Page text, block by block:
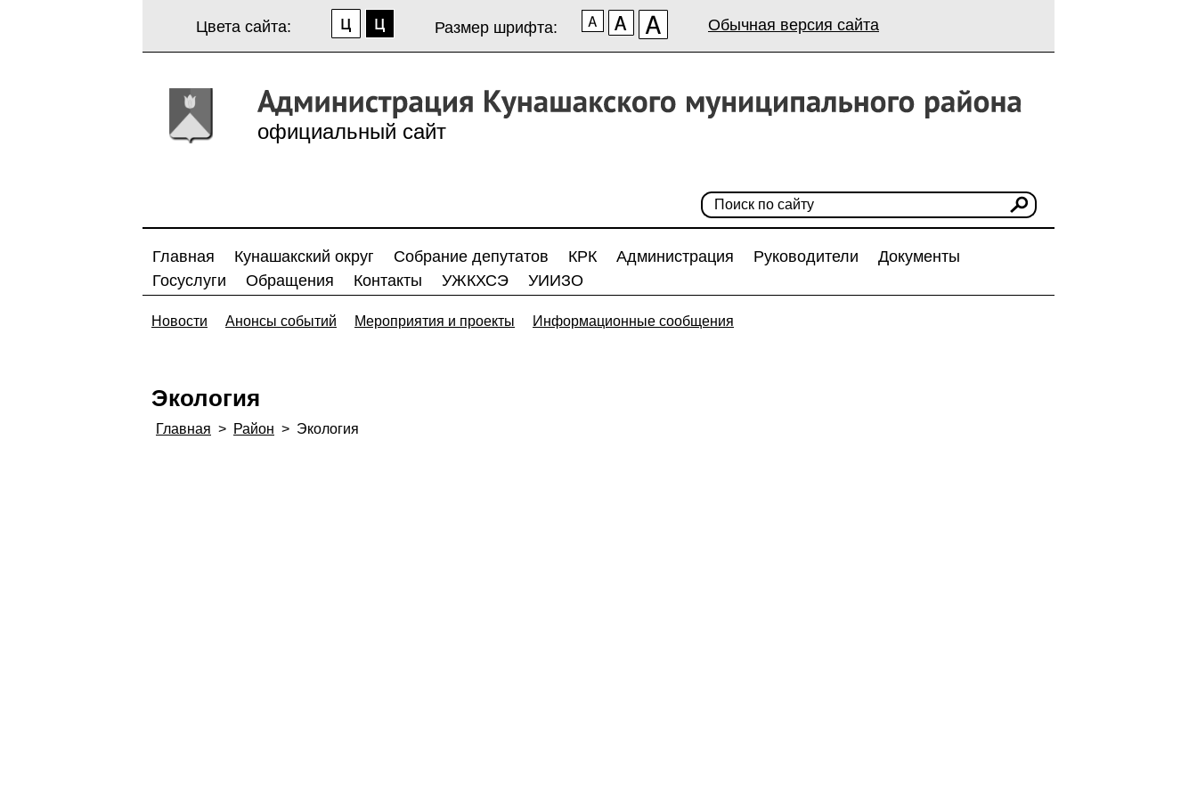
Цвета сайта: Размер шрифта: Обычная версия сайта
официальный сайт
Главная Кунашакский округ Собрание депутатов КРК Администрация Руководители
Документы
Госуслуги
Обращения Контакты УЖКХСЭ УИИЗО
Новости Анонсы событий Мероприятия и проекты Информационные сообщения
Экология
Главная > Район > Экология